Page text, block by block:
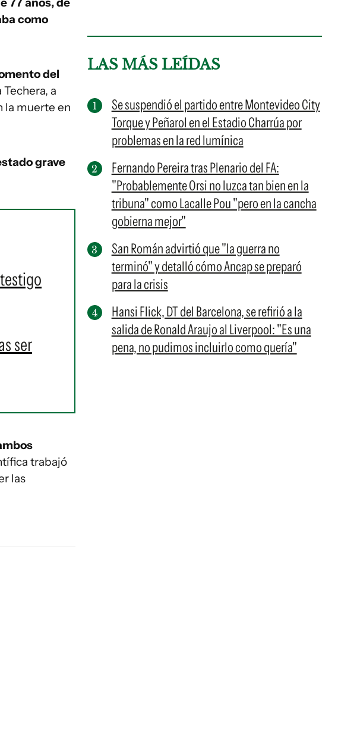
como
del
a
la muerte en
grave
ser
trabajó
las
LAS MÁS LEÍDAS
Se suspendió el partido entre Montevideo City
Torque y Peñarol en el Estadio Charrúa por
problemas en la red lumínica
Fernando Pereira tras Plenario del FA:
"Probablemente Orsi no luzca tan bien en la
tribuna" como Lacalle Pou "pero en la cancha
gobierna mejor"
San Román advirtió que "la guerra no
terminó" y detalló cómo Ancap se preparó
para la crisis
Hansi Flick, DT del Barcelona, se refirió a la
salida de Ronald Araujo al Liverpool: "Es una
pena, no pudimos incluirlo como quería"